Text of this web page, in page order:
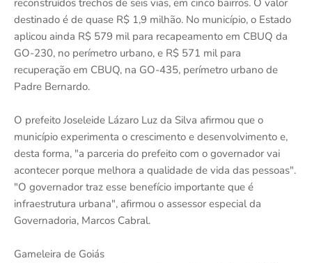
reconstruídos trechos de seis vias, em cinco bairros. O valor
destinado é de quase R$ 1,9 milhão. No município, o Estado
aplicou ainda R$ 579 mil para recapeamento em CBUQ da
GO-230, no perímetro urbano, e R$ 571 mil para
recuperação em CBUQ, na GO-435, perímetro urbano de
Padre Bernardo.
O prefeito Joseleide Lázaro Luz da Silva afirmou que o
município experimenta o crescimento e desenvolvimento e,
desta forma, "a parceria do prefeito com o governador vai
acontecer porque melhora a qualidade de vida das pessoas".
"O governador traz esse benefício importante que é
infraestrutura urbana", afirmou o assessor especial da
Governadoria, Marcos Cabral.
Gameleira de Goiás